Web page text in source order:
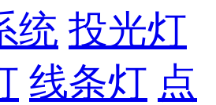
统 投光灯
线条灯 点